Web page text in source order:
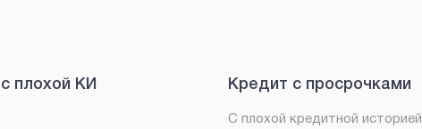
плохой КИ Кредит с просрочками
С плохой кредитной историей